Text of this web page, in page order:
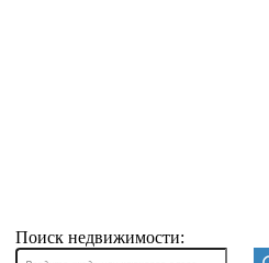
Поиск недвижимости: